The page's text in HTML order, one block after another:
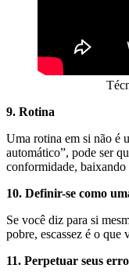
9. Rotina
Uma rotina em si não é
automático”, pode ser
conformidade, baixando
10. Definir-se como
Se você diz para si
pobre, escassez é o que
11. Perpetuar seus